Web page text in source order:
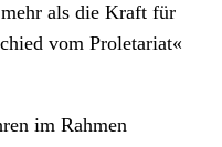
als die Kraft für
vom Proletariat«
im Rahmen